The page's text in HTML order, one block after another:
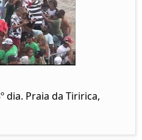
dia. Praia da Tiririca,